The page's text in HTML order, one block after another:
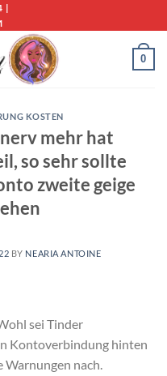
|
0
KOSTEN
mehr hat
so sehr sollte
zweite geige
BY NEARIA ANTOINE
sei Tinder
Kontoverbindung hinten
Warnungen nach.